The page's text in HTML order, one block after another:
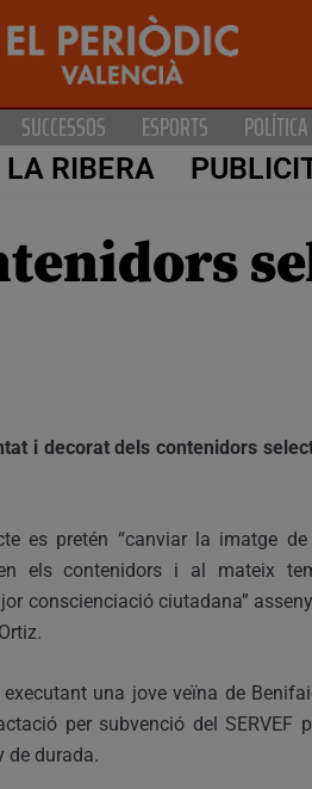
SUCCESSOS ESPORTS POLÍTICA
LA RIBERA
i decorat dels contenidors
es pretén “canviar la imatge
els contenidors i al mateix
conscienciació ciutadana”
una jove veïna de
per subvenció del SERVEF
de durada.